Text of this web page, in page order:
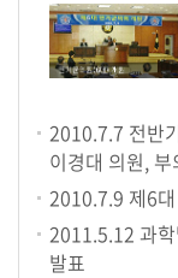
2010.7.7 전반
이경대 의원,
2010.7.9 제6
2011.5.12 과
발표